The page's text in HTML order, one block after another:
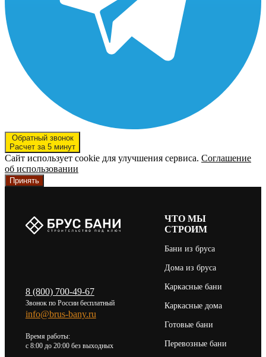
Обратный звонок
Расчет за 5 минут
Сайт использует cookie для улучшения сервиса. Соглашение
об использовании
Принять
8 (800) 700-49-67
Звонок по России бесплатный
info@brus-bany.ru
Время работы:
c 8:00 до 20:00 без выходных
ЧТО МЫ
СТРОИМ
Бани из бруса
Дома из бруса
Каркасные бани
Каркасные дома
Готовые бани
Перевозные бани